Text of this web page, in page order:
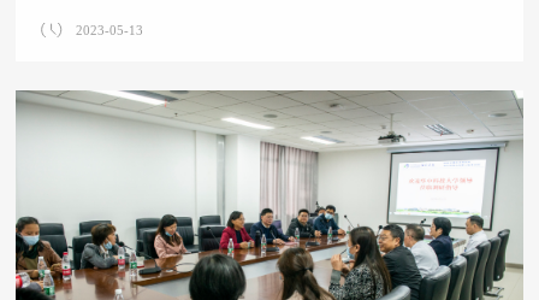
科护士长、全体护士长、新入职护士、护士和医生代表、受表
彰人员以及获奖人员近200人参加了会议。会议由徐向阳副院
院领导班子成员向昼夜奋战在护理工作岗位的全体护理工作者
致以节日的问候和诚挚的祝福，向受表扬的先进护
2023-05-13